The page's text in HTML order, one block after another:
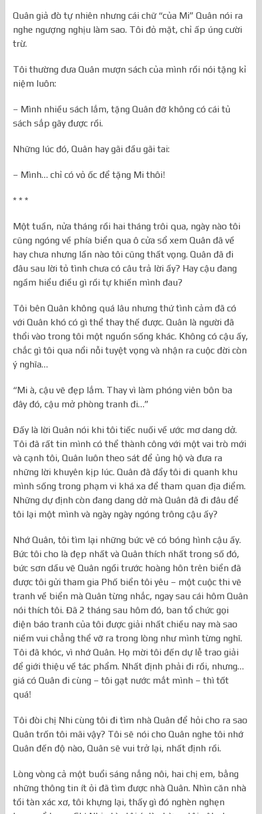
Quân giả đò tự nhiên nhưng cái chữ “của Mi” Quân nói ra
nghe ngượng nghịu làm sao. Tôi đỏ mặt, chỉ ấp úng cười
trừ.
Tôi thường đưa Quân mượn sách của mình rồi nói tặng kỉ
niệm luôn:
– Mình nhiều sách lắm, tặng Quân đỡ không có cái tủ
sách sắp gãy được rồi.
Những lúc đó, Quân hay gãi đầu gãi tai:
– Mình… chỉ có vỏ ốc để tặng Mi thôi!
* * *
Một tuần, nửa tháng rồi hai tháng trôi qua, ngày nào tôi
cũng ngóng về phía biển qua ô cửa sổ xem Quân đã về
hay chưa nhưng lần nào tôi cũng thất vọng. Quân đã đi
đâu sau lời tỏ tình chưa có câu trả lời ấy? Hay cậu đang
ngầm hiểu điều gì rồi tự khiến mình đau?
Tôi bên Quân không quá lâu nhưng thứ tình cảm đã có
với Quân khó có gì thể thay thế được. Quân là người đã
thổi vào trong tôi một nguồn sống khác. Không có cậu ấy,
chắc gì tôi qua nổi nỗi tuyệt vọng và nhận ra cuộc đời còn
ý nghĩa…
“Mi à, cậu vẽ đẹp lắm. Thay vì làm phóng viên bôn ba
đây đó, cậu mở phòng tranh đi…”
Đấy là lời Quân nói khi tôi tiếc nuối về ước mơ dang dở.
Tôi đã rất tin mình có thể thành công với một vai trò mới
và cạnh tôi, Quân luôn theo sát để ủng hộ và đưa ra
những lời khuyên kịp lúc. Quân đã đẩy tôi đi quanh khu
mình sống trong phạm vi khá xa để tham quan địa điểm.
Những dự định còn đang dang dở mà Quân đã đi đâu để
tôi lại một mình và ngày ngày ngóng trông cậu ấy?
Nhớ Quân, tôi tìm lại những bức vẽ có bóng hình cậu ấy.
Bức tôi cho là đẹp nhất và Quân thích nhất trong số đó,
bức sơn dầu vẽ Quân ngồi trước hoàng hôn trên biển đã
được tôi gửi tham gia Phố biển tôi yêu – một cuộc thi vẽ
tranh về biển mà Quân từng nhắc, ngay sau cái hôm Quân
nói thích tôi. Đã 2 tháng sau hôm đó, ban tổ chức gọi
điện báo tranh của tôi được giải nhất chiều nay mà sao
niềm vui chẳng thể vỡ ra trong lòng như mình từng nghĩ.
Tôi đã khóc, vì nhớ Quân. Họ mời tôi đến dự lễ trao giải
để giới thiệu về tác phẩm. Nhất định phải đi rồi, nhưng…
giá có Quân đi cùng – tôi gạt nước mắt mình – thì tốt
quá!
Tôi đòi chị Nhi cùng tôi đi tìm nhà Quân để hỏi cho ra sao
Quân trốn tôi mãi vậy? Tôi sẽ nói cho Quân nghe tôi nhớ
Quân đến độ nào, Quân sẽ vui trở lại, nhất định rồi.
Lòng vòng cả một buổi sáng nắng nôi, hai chị em, bằng
những thông tin ít ỏi đã tìm được nhà Quân. Nhìn căn nhà
tồi tàn xác xơ, tôi khựng lại, thấy gì đó nghèn nghẹn